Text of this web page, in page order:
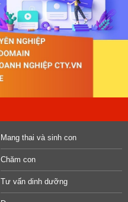
Mang thai và sinh con
Chăm con
Tư vấn dinh dưỡng